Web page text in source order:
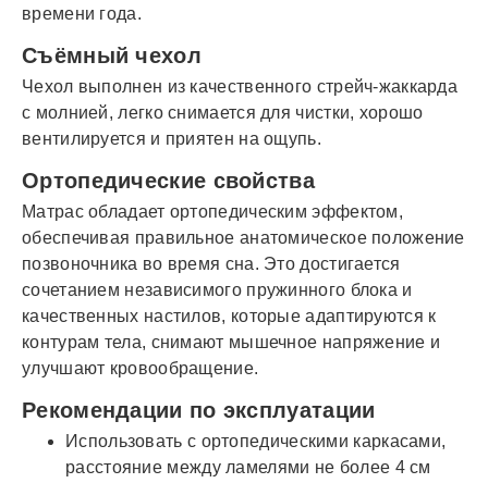
времени года.
Съёмный чехол
Чехол выполнен из качественного стрейч-жаккарда
с молнией, легко снимается для чистки, хорошо
вентилируется и приятен на ощупь.
Ортопедические свойства
Матрас обладает ортопедическим эффектом,
обеспечивая правильное анатомическое положение
позвоночника во время сна. Это достигается
сочетанием независимого пружинного блока и
качественных настилов, которые адаптируются к
контурам тела, снимают мышечное напряжение и
улучшают кровообращение.
Рекомендации по эксплуатации
Использовать с ортопедическими каркасами,
расстояние между ламелями не более 4 см